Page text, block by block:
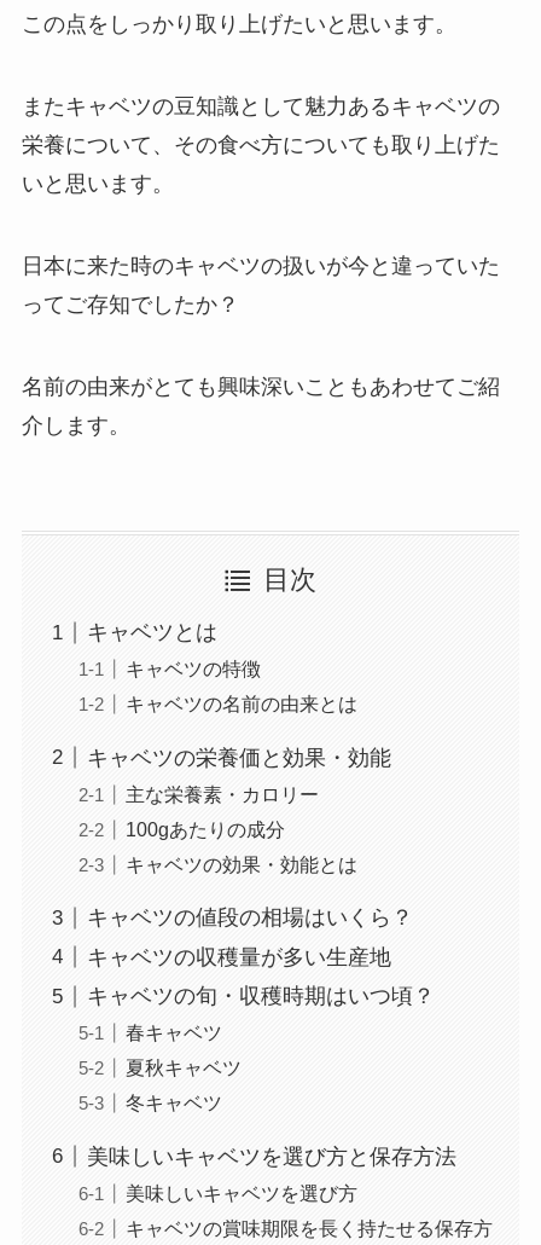
この点をしっかり取り上げたいと思います。
またキャベツの豆知識として魅力あるキャベツの
栄養について、その食べ方についても取り上げた
いと思います。
日本に来た時のキャベツの扱いが今と違っていた
ってご存知でしたか？
名前の由来がとても興味深いこともあわせてご紹
介します。
目次
キャベツとは
キャベツの特徴
キャベツの名前の由来とは
キャベツの栄養価と効果・効能
主な栄養素・カロリー
100gあたりの成分
キャベツの効果・効能とは
キャベツの値段の相場はいくら？
キャベツの収穫量が多い生産地
キャベツの旬・収穫時期はいつ頃？
春キャベツ
夏秋キャベツ
冬キャベツ
美味しいキャベツを選び方と保存方法
美味しいキャベツを選び方
キャベツの賞味期限を長く持たせる保存方